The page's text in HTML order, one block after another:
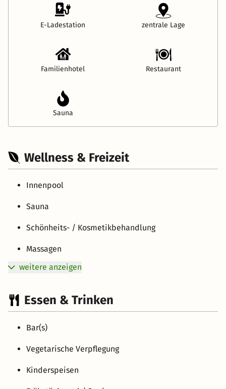
E-Ladestation zentrale Lage
Familienhotel Restaurant
Sauna
Wellness & Freizeit
Innenpool
Sauna
Schönheits- / Kosmetikbehandlung
Massagen
weitere anzeigen
Essen & Trinken
Bar(s)
Vegetarische Verpflegung
Kinderspeisen